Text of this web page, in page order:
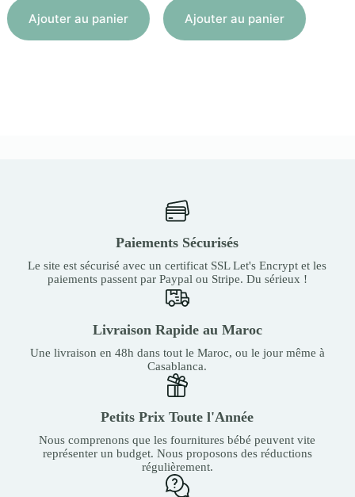
Ajouter au panier Ajouter au panier
Paiements Sécurisés
Le site est sécurisé avec un certificat SSL Let's Encrypt et les
paiements passent par Paypal ou Stripe. Du sérieux !
Livraison Rapide au Maroc
Une livraison en 48h dans tout le Maroc, ou le jour même à
Casablanca.
Petits Prix Toute l'Année
Nous comprenons que les fournitures bébé peuvent vite
représenter un budget. Nous proposons des réductions
régulièrement.